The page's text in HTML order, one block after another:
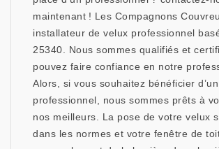
maintenant ! Les Compagnons
installateur de velux professionnel
25340. Nous sommes qualifiés et
pouvez faire confiance en notre
Alors, si vous souhaitez bénéficier
professionnel, nous sommes prêts à
nos meilleurs. La pose de votre velux
dans les normes et votre fenêtre de